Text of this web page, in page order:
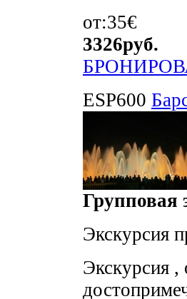
от:35€
3326руб.
ESP600
Групповая
Экскурсия
Экскурсия